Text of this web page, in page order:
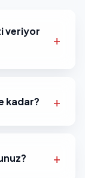
veriyor
kadar?